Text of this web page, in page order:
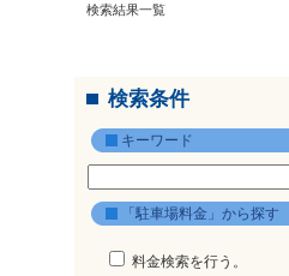
検索結果一覧
検索条件
キーワード
「駐車場料金」から探す
料金検索を行う。